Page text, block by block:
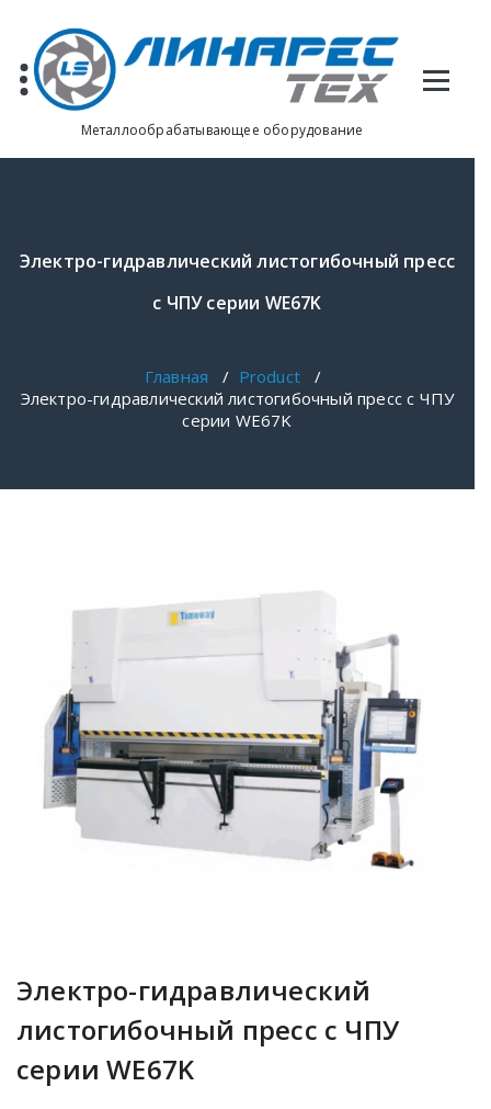
содержимому
Металлообрабатывающее оборудование
Электро-гидравлический листогибочный пресс
с ЧПУ серии WE67K
Главная / Product/
Электро-гидравлический листогибочный пресс с ЧПУ
серии WE67K
Электро-гидравлический
листогибочный пресс с ЧПУ
серии WE67K